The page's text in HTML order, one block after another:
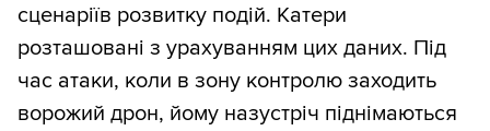
сценаріїв розвитку подій. Катери
розташовані з урахуванням цих даних. Під
час атаки, коли в зону контролю заходить
ворожий дрон, йому назустріч піднімаються